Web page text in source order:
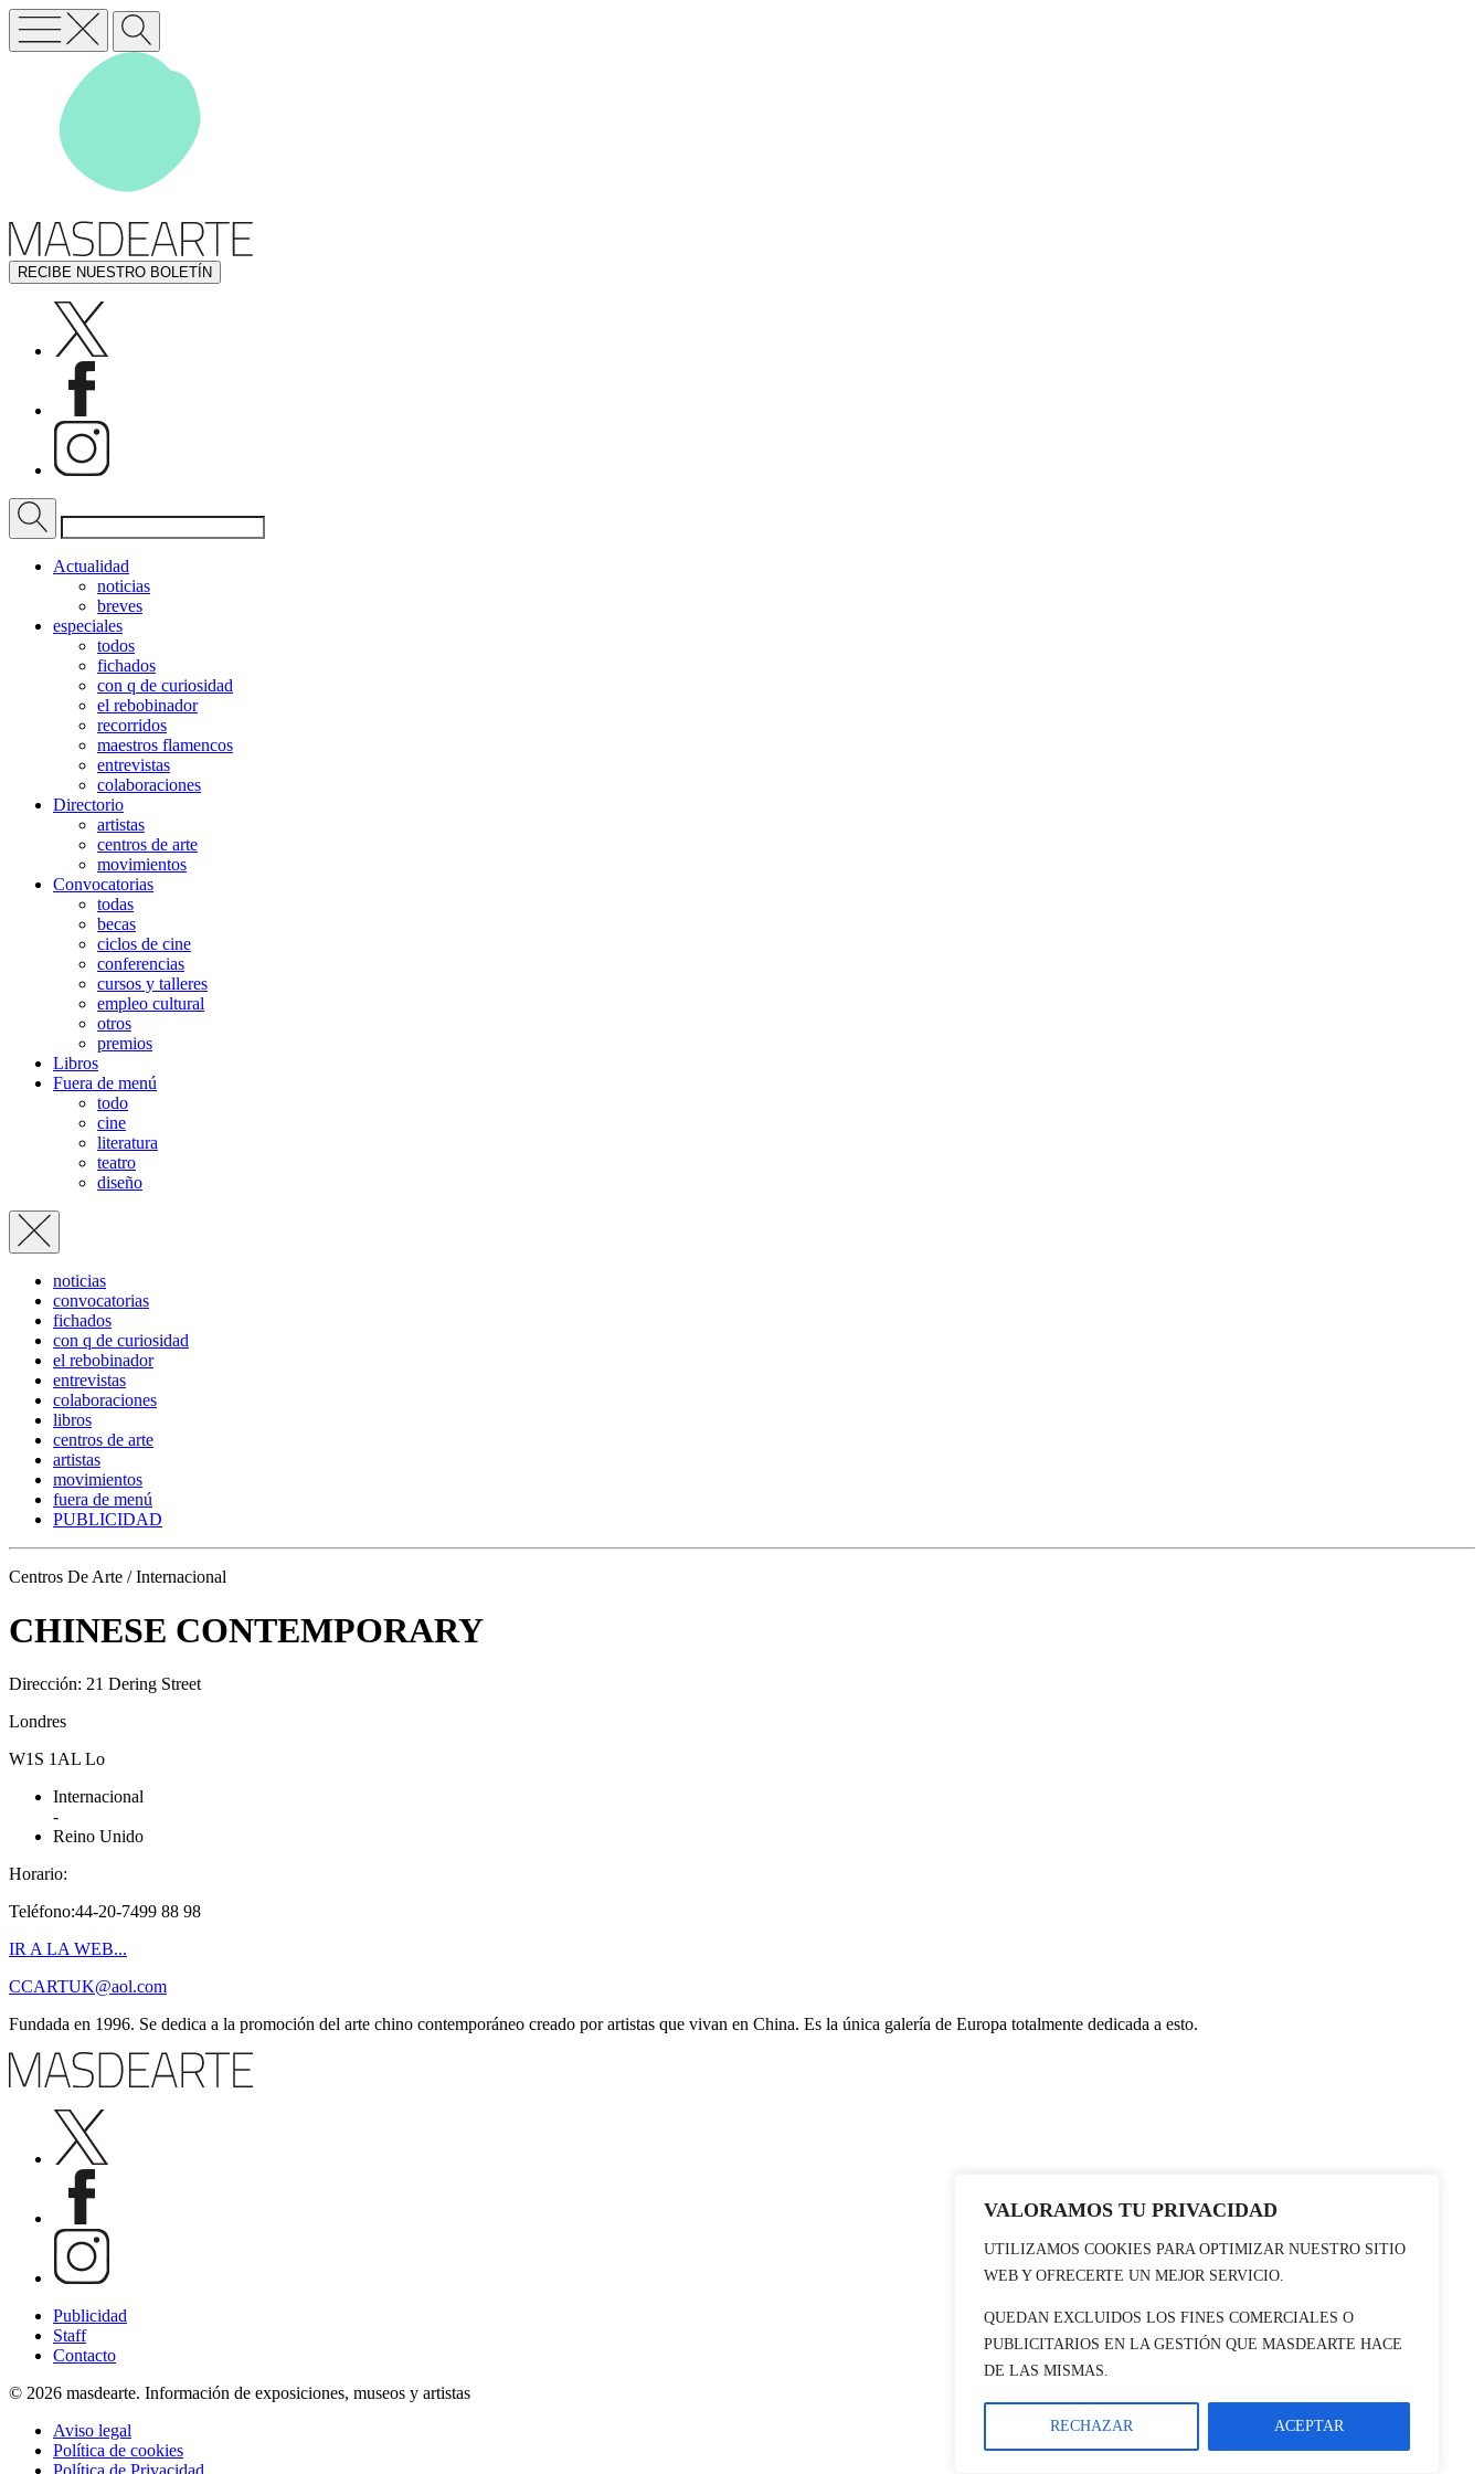
VALORAMOS TU PRIVACIDAD
UTILIZAMOS COOKIES PARA OPTIMIZAR NUESTRO SITIO
WEB Y OFRECERTE UN MEJOR SERVICIO.
QUEDAN EXCLUIDOS LOS FINES COMERCIALES O
PUBLICITARIOS EN LA GESTIÓN QUE MASDEARTE HACE
DE LAS MISMAS.
RECHAZAR ACEPTAR
RECIBE NUESTRO BOLETÍN
Actualidad
noticias
breves
especiales
todos
fichados
con q de curiosidad
el rebobinador
recorridos
maestros flamencos
entrevistas
colaboraciones
Directorio
artistas
centros de arte
movimientos
Convocatorias
todas
becas
ciclos de cine
conferencias
cursos y talleres
empleo cultural
otros
premios
Libros
Fuera de menú
todo
cine
literatura
teatro
diseño
noticias
convocatorias
fichados
con q de curiosidad
el rebobinador
entrevistas
colaboraciones
libros
centros de arte
artistas
movimientos
fuera de menú
PUBLICIDAD
Centros De Arte / Internacional
CHINESE CONTEMPORARY
Dirección: 21 Dering Street
Londres
W1S 1AL Lo
Internacional
-
Reino Unido
Horario:
Teléfono:44-20-7499 88 98
IR A LA WEB...
CCARTUK@aol.com
Fundada en 1996. Se dedica a la promoción del arte chino contemporáneo creado por artistas que vivan en China. Es la única galería de Europa totalmente dedicada a esto.
Publicidad
Staff
Contacto
© 2026 masdearte. Información de exposiciones, museos y artistas
Aviso legal
Política de cookies
Política de Privacidad